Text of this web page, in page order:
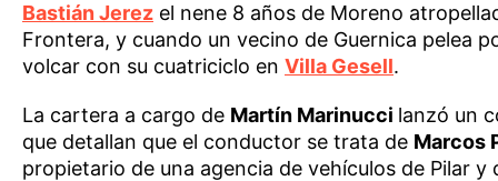
Bastián Jerez el nene 8 años de Moreno
Frontera, y cuando un vecino de Guernica pelea
volcar con su cuatriciclo en Villa Gesell.
La cartera a cargo de Martín Marinucci lanzó un
que detallan que el conductor se trata de Marcos
propietario de una agencia de vehículos de Pilar y